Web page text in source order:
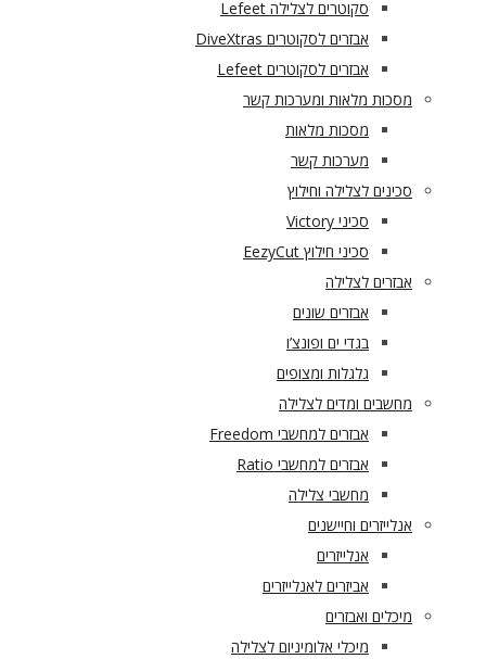
סקוטרים לצלילה Lefeet
אבזרים לסקוטרים DiveXtras
אבזרים לסקוטרים Lefeet
מסכות מלאות ומערכות קשר
מסכות מלאות
מערכות קשר
סכינים לצלילה וחילוץ
סכיני Victory
סכיני חילוץ EezyCut
אבזרים לצלילה
אבזרים שונים
בגדי ים ופונצ’ו
גלגלות ומצופים
מחשבים ומדים לצלילה
אבזרים למחשבי Freedom
אבזרים למחשבי Ratio
מחשבי צלילה
אנלייזרים וחיישנים
אנלייזרים
אביזרים לאנלייזרים
מיכלים ואבזרים
מיכלי אלומיניום לצלילה